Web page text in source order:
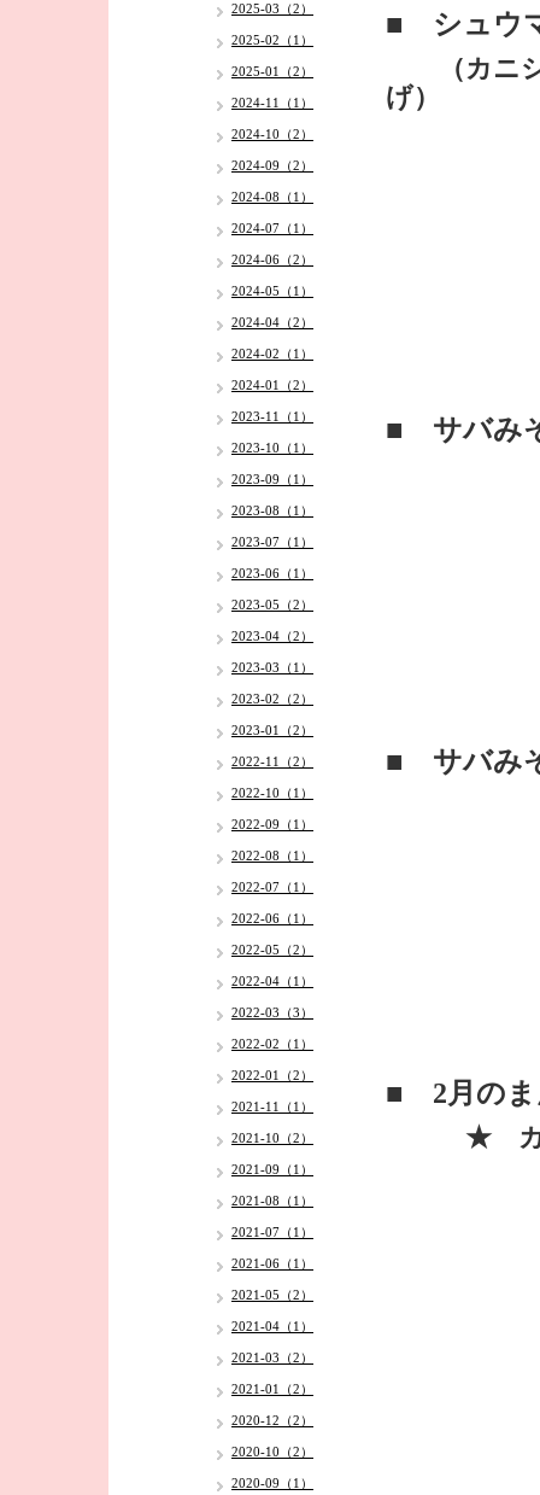
■ シュウ
（カニシ
げ）
■ サバみ
■ サバみ
■ 2月のま
★ カレー
2025-03（2）
2025-02（1）
2025-01（2）
2024-11（1）
2024-10（2）
2024-09（2）
2024-08（1）
2024-07（1）
2024-06（2）
2024-05（1）
2024-04（2）
2024-02（1）
2024-01（2）
2023-11（1）
2023-10（1）
2023-09（1）
2023-08（1）
2023-07（1）
2023-06（1）
2023-05（2）
2023-04（2）
2023-03（1）
2023-02（2）
2023-01（2）
2022-11（2）
2022-10（1）
2022-09（1）
2022-08（1）
2022-07（1）
2022-06（1）
2022-05（2）
2022-04（1）
2022-03（3）
2022-02（1）
2022-01（2）
2021-11（1）
2021-10（2）
2021-09（1）
2021-08（1）
2021-07（1）
2021-06（1）
2021-05（2）
2021-04（1）
2021-03（2）
2021-01（2）
2020-12（2）
2020-10（2）
2020-09（1）